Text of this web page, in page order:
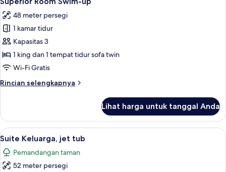
laut
semua
foto
untuk
Superior
Room
Swim-
48 meter persegi
1 kamar tidur
Kapasitas 3
1 king dan 1 tempat tidur sofa twin
Wi-Fi Gratis
Rincian selengkapnya
Rincian
Superior
Room
Swim-
Lihat harga untuk tanggal Anda
Lihat
semua
foto
untuk
Suite Keluarga, jet tub |
5
Suite Keluarga, jet tub
Pemandangan taman
52 meter persegi